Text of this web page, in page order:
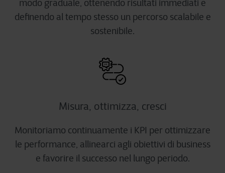
modo graduale, ottenendo risultati immediati e
definendo al tempo stesso un percorso scalabile e
sostenibile.
Misura, ottimizza, cresci
Monitoriamo continuamente i KPI per ottimizzare
le performance, allinearci agli obiettivi di business
e favorire il successo nel lungo periodo.